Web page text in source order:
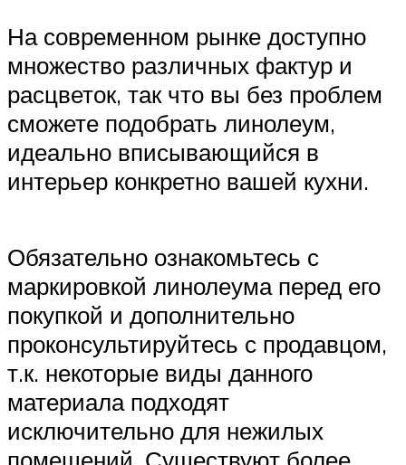
На современном рынке доступно
множество различных фактур и
расцветок, так что вы без проблем
сможете подобрать линолеум,
идеально вписывающийся в
интерьер конкретно вашей кухни.
Обязательно ознакомьтесь с
маркировкой линолеума перед его
покупкой и дополнительно
проконсультируйтесь с продавцом,
т.к. некоторые виды данного
материала подходят
исключительно для нежилых